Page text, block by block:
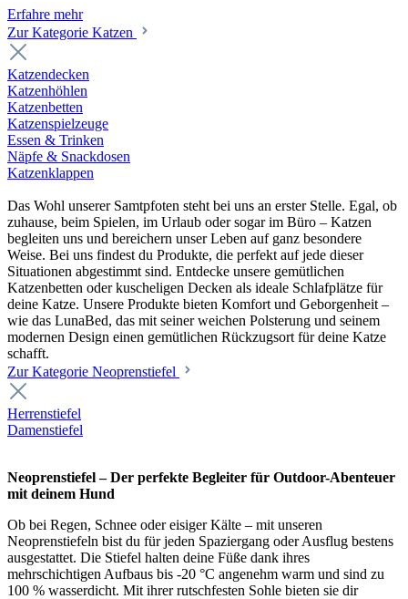
Erfahre mehr
Zur Kategorie Katzen
Katzendecken
Katzenhöhlen
Katzenbetten
Katzenspielzeuge
Essen & Trinken
Näpfe & Snackdosen
Katzenklappen
Das Wohl unserer Samtpfoten steht bei uns an erster Stelle. Egal, ob
zuhause, beim Spielen, im Urlaub oder sogar im Büro – Katzen
begleiten uns und bereichern unser Leben auf ganz besondere
Weise. Bei uns findest du Produkte, die perfekt auf jede dieser
Situationen abgestimmt sind. Entdecke unsere gemütlichen
Katzenbetten oder kuscheligen Decken als ideale Schlafplätze für
deine Katze. Unsere Produkte bieten Komfort und Geborgenheit –
wie das LunaBed, das mit seiner weichen Polsterung und seinem
modernen Design einen gemütlichen Rückzugsort für deine Katze
schafft.
Zur Kategorie Neoprenstiefel
Herrenstiefel
Damenstiefel
Neoprenstiefel – Der perfekte Begleiter für Outdoor-Abenteuer
mit deinem Hund
Ob bei Regen, Schnee oder eisiger Kälte – mit unseren
Neoprenstiefeln bist du für jeden Spaziergang oder Ausflug bestens
ausgestattet. Die Stiefel halten deine Füße dank ihres
mehrschichtigen Aufbaus bis -20 °C angenehm warm und sind zu
100 % wasserdicht. Mit ihrer rutschfesten Sohle bieten sie dir